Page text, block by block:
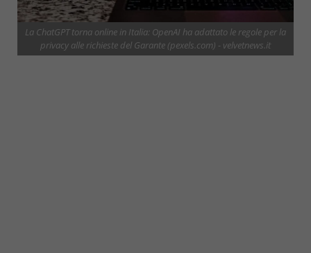
La ChatGPT torna online in Italia: OpenAI ha adattato le regole per la
privacy alle richieste del Garante (pexels.com) - velvetnews.it